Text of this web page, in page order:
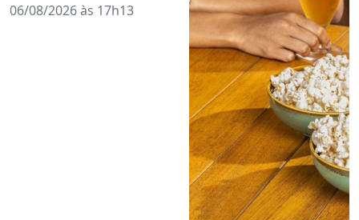
06/08/2026 às 17h13